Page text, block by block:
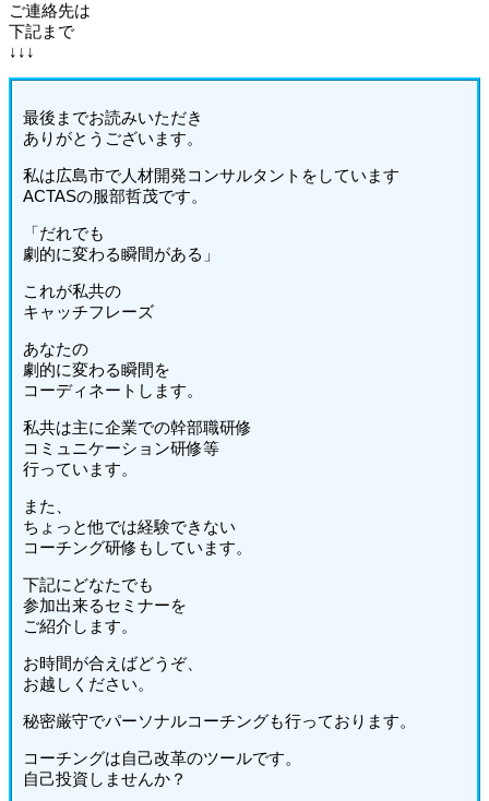
ご連絡先は
下記まで
↓↓↓
最後までお読みいただき
ありがとうございます。
私は広島市で人材開発コンサルタントをしています
ACTASの服部哲茂です。
「だれでも
劇的に変わる瞬間がある」
これが私共の
キャッチフレーズ
あなたの
劇的に変わる瞬間を
コーディネートします。
私共は主に企業での幹部職研修
コミュニケーション研修等
行っています。
また、
ちょっと他では経験できない
コーチング研修もしています。
下記にどなたでも
参加出来るセミナーを
ご紹介します。
お時間が合えばどうぞ、
お越しください。
秘密厳守でパーソナルコーチングも行っております。
コーチングは自己改革のツールです。
自己投資しませんか？